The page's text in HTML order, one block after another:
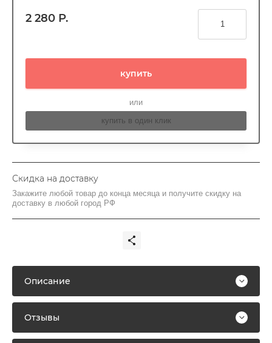
2 280 Р.
купить
или
купить в один клик
Скидка на доставку
Закажите любой товар до конца месяца и получите скидку на
доставку в любой город РФ
Описание
Отзывы